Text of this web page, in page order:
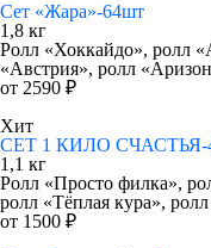
Сет «Жара»-64шт
1,8 кг
Ролл «Хоккайдо», ролл
«Австрия», ролл
от 2590 ₽
Хит
СЕТ 1 КИЛО СЧАСТЬЯ-
1,1 кг
Ролл «Просто филка»,
ролл «Тёплая кура»,
от 1500 ₽